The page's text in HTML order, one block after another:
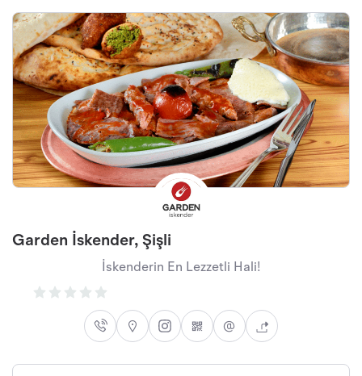
Garden İskender, Şişli
İskenderin En Lezzetli Hali!